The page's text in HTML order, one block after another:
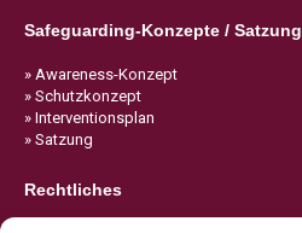
Safeguarding-Konzepte / Satzung
» Awareness-Konzept
» Schutzkonzept
» Interventionsplan
» Satzung
Rechtliches